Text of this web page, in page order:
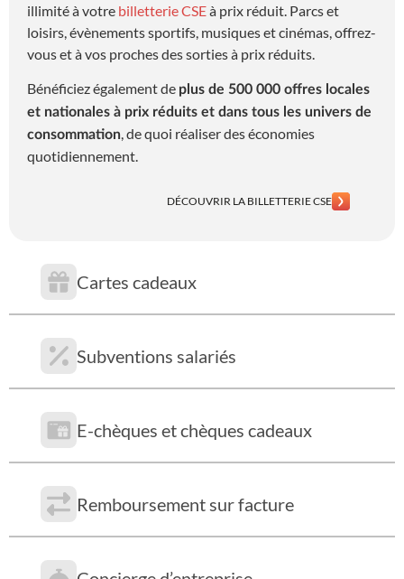
Cartes cadeaux
Subventions salariés
E-chèques et chèques cadeaux
Remboursement sur facture
illimité à votre billetterie CSEà prix réduit. Parcs et
loisirs, évènements sportifs, musiques et cinémas, offrez-
vous et à vos proches des sorties à prix réduits.
Bénéficiez également de plus de 500 000 offres locales
et nationales à prix réduits et dans tous les univers de
consommation, de quoi réaliser des économies
quotidiennement.
DÉCOUVRIR LA BILLETTERIE CSE